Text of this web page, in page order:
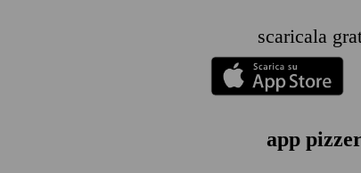
scaricala
app